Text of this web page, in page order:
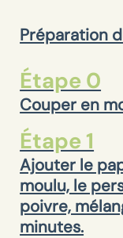
Préparation
Étape 0
Couper en
Étape 1
Ajouter le
moulu, le
poivre,
minutes.